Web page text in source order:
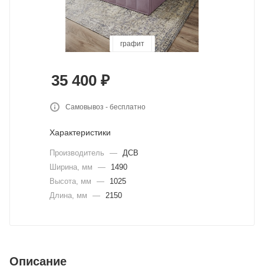
пудра
бежевый
серый
графит
35 400 ₽
Самовывоз - бесплатно
Характеристики
Производитель — ДСВ
Ширина, мм
—
1490
Высота, мм
—
1025
Длина, мм
— 2150
Описание